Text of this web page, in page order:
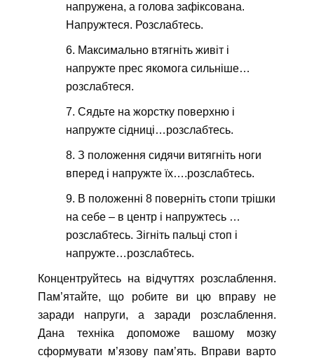
напружена, а голова зафіксована.
Напружтеся. Розслабтесь.
Максимально втягніть живіт і
напружте прес якомога сильніше…
розслабтеся.
Сядьте на жорстку поверхню і
напружте сідниці…розслабтесь.
З положення сидячи витягніть ноги
вперед і напружте їх….розслабтесь.
В положенні 8 поверніть стопи трішки
на себе – в центр і напружтесь …
розслабтесь. Зігніть пальці стоп і
напружте…розслабтесь.
Концентруйтесь на відчуттях розслаблення.
Пам’ятайте, що робите ви цю вправу не
заради напруги, а заради розслаблення.
Дана техніка допоможе вашому мозку
сформувати м’язову пам’ять. Вправи варто